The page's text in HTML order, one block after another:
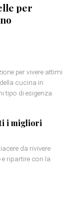
per
per vivere attimi
cucina in
tipo di esigenza.
i migliori
da rivivere
e ripartire con la